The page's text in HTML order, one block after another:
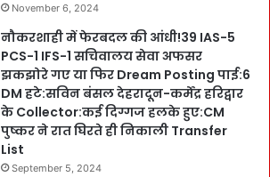
November 6, 2024
नौकरशाही में फेरबदल की आंधी!39 IAS-5
PCS-1 IFS-1 सचिवालय सेवा अफसर
झकझोरे गए या फिर Dream Posting पाई:6
DM हटे:सविन बंसल देहरादून-कर्मेंद्र हरिद्वार
के Collector:कई दिग्गज हलके हुए:CM
पुष्कर ने रात घिरते ही निकाली Transfer
List
September 5, 2024